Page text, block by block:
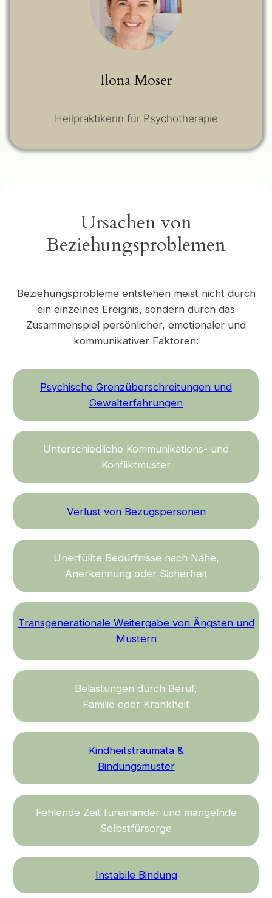
Ilona Moser
Heilpraktikerin für Psychotherapie
Ursachen von
Beziehungsproblemen
Beziehungsprobleme entstehen meist nicht durch
ein einzelnes Ereignis, sondern durch das
Zusammenspiel persönlicher, emotionaler und
kommunikativer Faktoren:
Psychische Grenzüberschreitungen und
Gewalterfahrungen
Unterschiedliche Kommunikations- und
Konfliktmuster
Verlust von Bezugspersonen
Unerfüllte Bedürfnisse nach Nähe,
Anerkennung oder Sicherheit
Transgenerationale Weitergabe von Ängsten und
Mustern
Belastungen durch Beruf,
Familie oder Krankheit
Kindheitstraumata &
Bindungsmuster
Fehlende Zeit füreinander und mangelnde
Selbstfürsorge
Instabile Bindung